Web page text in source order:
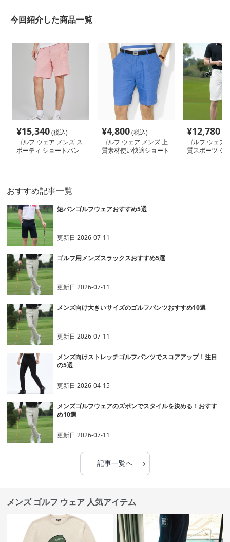
今回紹介した商品一覧
¥15,340(税込)
ゴルフ ウェア メンズ ス
ポーティ ショートパン
¥4,800(税込)
ゴルフ ウェア メンズ 上
質素材使い快適ショート
¥12,780
ゴルフ ウェア
質スポーツ シ
おすすめ記事一覧
短パンゴルフウェアおすすめ5選
更新日2026-07-11
ゴルフ用メンズスラックスおすすめ5選
更新日2026-07-11
メンズ向け大きいサイズのゴルフパンツおすすめ10選
更新日2026-07-11
メンズ向けストレッチゴルフパンツでスコアアップ！注目
の5選
更新日2026-04-15
メンズゴルフウェアのズボンでスタイルを決める！おすす
め10選
更新日2026-07-11
記事一覧へ ›
メンズ ゴルフ ウェア 人気アイテム